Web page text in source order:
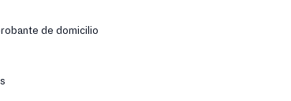
de domicilio